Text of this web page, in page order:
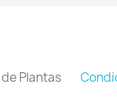
de Plantas